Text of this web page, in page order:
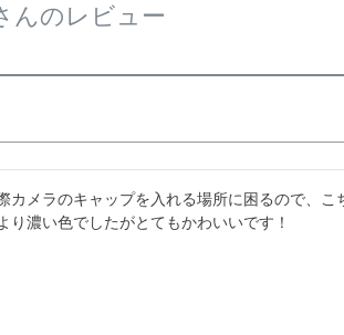
んのレビュー
カメラのキャップを入れる場所に困るので、こ
り濃い色でしたがとてもかわいいです！